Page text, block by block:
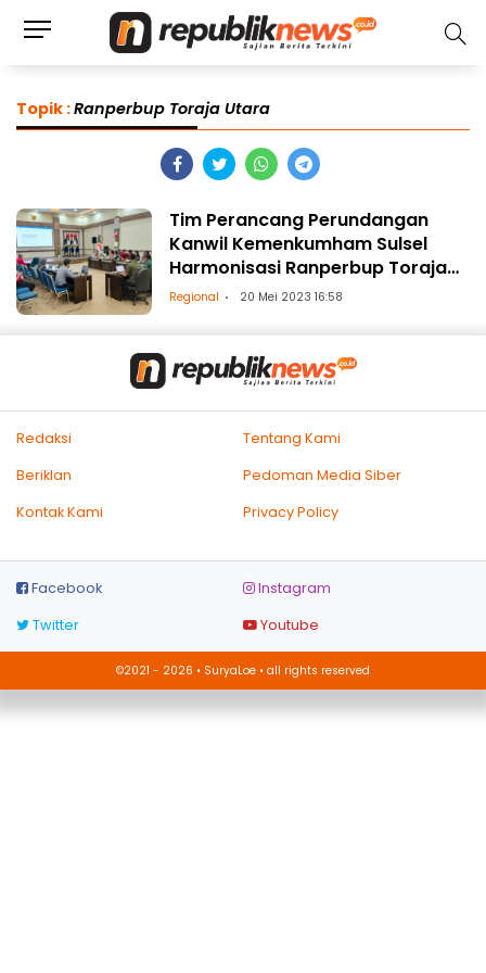
Topik :Ranperbup Toraja Utara
Tim Perancang Perundangan
Kanwil Kemenkumham Sulsel
Harmonisasi Ranperbup Toraja
Utara
Regional 20 Mei 2023 16:58
Redaksi
Tentang Kami
Beriklan
Pedoman Media Siber
Kontak Kami
Privacy Policy
Facebook
Instagram
Twitter
Youtube
©2021 - 2026 • SuryaLoe • all rights reserved